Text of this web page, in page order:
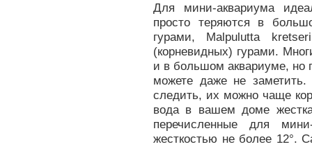
Для мини-аквариума
просто теряются в
гурами, Malpulutta
(корневидных) гурами.
и в большом аквариуме, но
можете даже не
следить, их можно чаще
вода в вашем доме
перечисленные для
жесткостью не более 12°.